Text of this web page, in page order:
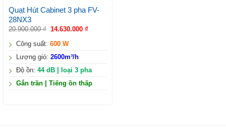
Quạt Hút Cabinet 3 pha FV-
28NX3
20.900.000₫ 14.630.000 ₫
Công suất: 600 W
Lượng gió: 2600m³/h
Độ ồn: 44 dB | loại 3 pha
Gắn trần | Tiếng ồn thấp